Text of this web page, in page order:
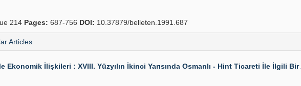
214 Pages: 687-756 DOI: 10.37879/belleten.1991.687
Articles
İlişkileri : XVIII. Yüzyılın İkinci Yarısında Osmanlı - Hint Ticareti İle İlgili Bir